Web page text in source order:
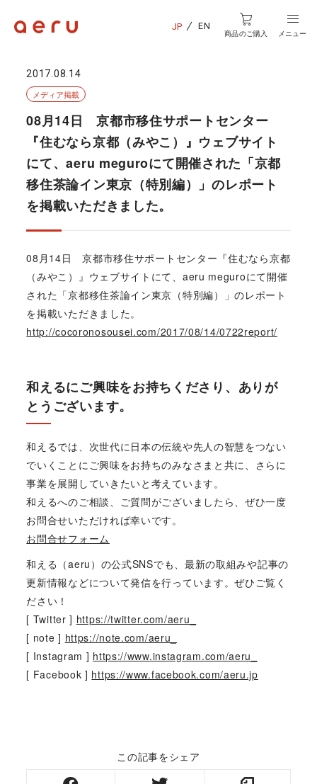
JP EN
商品のご購入 メニュー
2017.08.14
メディア掲載
08月14日 京都市移住サポートセンター
『住むなら京都（みやこ）』ウェブサイト
にて、aeru meguroにて開催された「京都
移住茶論イン東京（特別編）」のレポート
を掲載いただきました。
08月14日 京都市移住サポートセンター『住むなら京都
（みやこ）』ウェブサイトにて、aeru meguroにて開催
された「京都移住茶論イン東京（特別編）」のレポート
を掲載いただきました。
http://cocoronosousei.com/2017/08/14/0722report/
和えるにご興味をお持ちくださり、ありが
とうございます。
和えるでは、次世代に日本の伝統や先人の智慧をつない
でいくことにご興味をお持ちのみなさまと共に、さらに
事業を展開していきたいと考えています。
和えるへのご相談、ご質問がございましたら、ぜひ一度
お問合せいただければ幸いです。
お問合せフォーム
和える（aeru）の公式SNSでも、最新の取組みや記事の
更新情報などについて発信を行っています。ぜひご覧く
ださい！
[ Twitter ] https://twitter.com/aeru_
[ note ] https://note.com/aeru_
[ Instagram ] https://www.instagram.com/aeru_
[ Facebook ] https://www.facebook.com/aeru.jp
この記事をシェア